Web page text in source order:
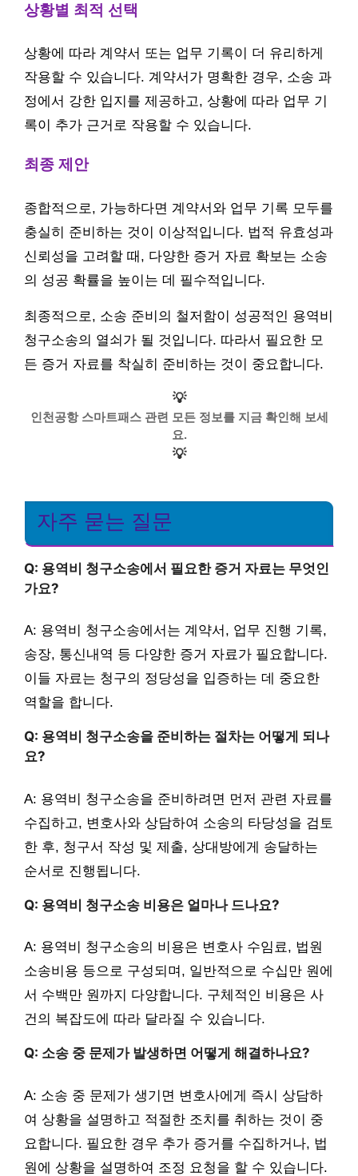
상황별 최적 선택
상황에 따라 계약서 또는 업무 기록이 더 유리하게
작용할 수 있습니다. 계약서가 명확한 경우, 소송 과
정에서 강한 입지를 제공하고, 상황에 따라 업무 기
록이 추가 근거로 작용할 수 있습니다.
최종 제안
종합적으로, 가능하다면 계약서와 업무 기록 모두를
충실히 준비하는 것이 이상적입니다. 법적 유효성과
신뢰성을 고려할 때, 다양한 증거 자료 확보는 소송
의 성공 확률을 높이는 데 필수적입니다.
최종적으로, 소송 준비의 철저함이 성공적인 용역비
청구소송의 열쇠가 될 것입니다. 따라서 필요한 모
든 증거 자료를 착실히 준비하는 것이 중요합니다.
💡
인천공항 스마트패스 관련 모든 정보를 지금 확인해 보세
요.
💡
자주 묻는 질문
Q: 용역비 청구소송에서 필요한 증거 자료는 무엇인
가요?
A: 용역비 청구소송에서는 계약서, 업무 진행 기록,
송장, 통신내역 등 다양한 증거 자료가 필요합니다.
이들 자료는 청구의 정당성을 입증하는 데 중요한
역할을 합니다.
Q: 용역비 청구소송을 준비하는 절차는 어떻게 되나
요?
A: 용역비 청구소송을 준비하려면 먼저 관련 자료를
수집하고, 변호사와 상담하여 소송의 타당성을 검토
한 후, 청구서 작성 및 제출, 상대방에게 송달하는
순서로 진행됩니다.
Q: 용역비 청구소송 비용은 얼마나 드나요?
A: 용역비 청구소송의 비용은 변호사 수임료, 법원
소송비용 등으로 구성되며, 일반적으로 수십만 원에
서 수백만 원까지 다양합니다. 구체적인 비용은 사
건의 복잡도에 따라 달라질 수 있습니다.
Q: 소송 중 문제가 발생하면 어떻게 해결하나요?
A: 소송 중 문제가 생기면 변호사에게 즉시 상담하
여 상황을 설명하고 적절한 조치를 취하는 것이 중
요합니다. 필요한 경우 추가 증거를 수집하거나, 법
원에 상황을 설명하여 조정 요청을 할 수 있습니다.